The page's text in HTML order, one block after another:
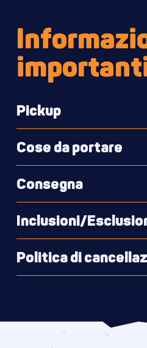
Pickup
Cose da portare
Consegna
Inclusioni/
Politica di